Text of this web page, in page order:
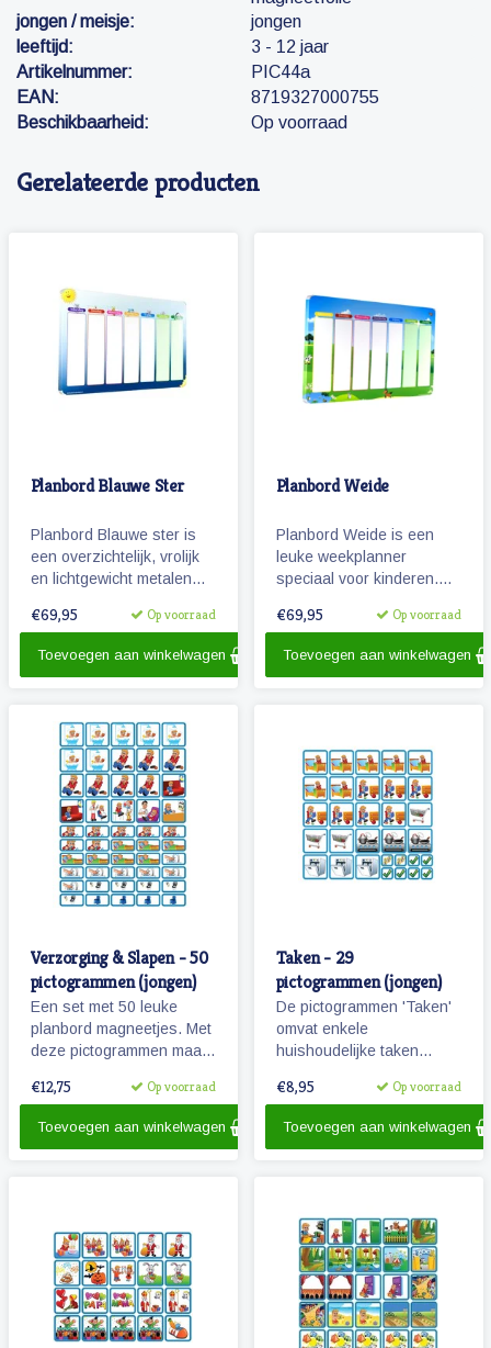
jongen / meisje:
jongen
leeftijd:
3 - 12 jaar
Artikelnummer:
PIC44a
EAN:
8719327000755
Beschikbaarheid:
Op voorraad
Gerelateerde producten
Planbord Blauwe Ster
Planbord Blauwe ster is
een overzichtelijk, vrolijk
en lichtgewicht metalen
(60 x 40 cm). Het bord
week en werkt met vrolijke
€69,95 Op voorraad
Toevoegen aan winkelwagen
Planbord Weide
Planbord Weide is een
leuke weekplanner
speciaal voor kinderen.
planbord geeft overzicht
magnetische
€69,95 Op voorraad
Toevoegen aan winkelwagen
Verzorging & Slapen - 50
pictogrammen (jongen)
Een set met 50 leuke
planbord magneetjes. Met
deze pictogrammen maakt
ochtendritueel inzichtelijk
aan de tandarts of kapper.
€12,75 Op voorraad
Toevoegen aan winkelwagen
Taken - 29
pictogrammen (jongen)
De pictogrammen 'Taken'
omvat enkele
huishoudelijke taken
helpen.
€8,95 Op voorraad
Toevoegen aan winkelwagen